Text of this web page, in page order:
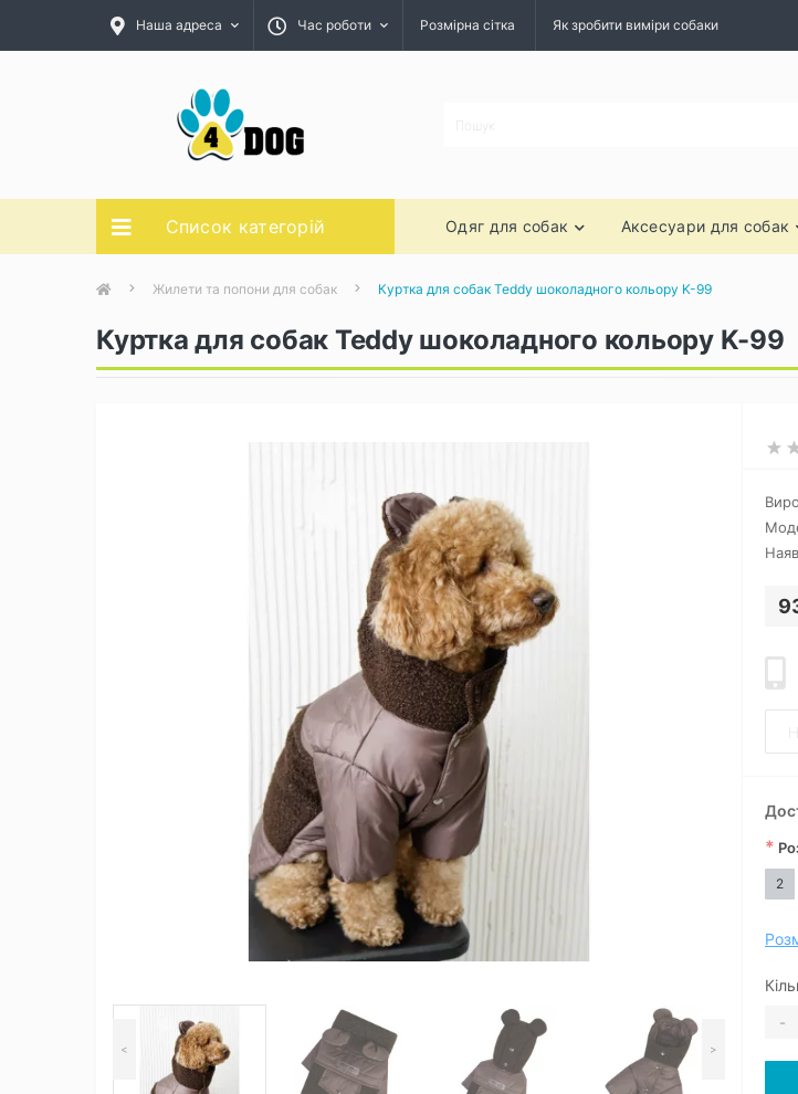
Наша адреса Час роботи Розмірна сітка Як зробити виміри собаки
Список категорій Одяг для собак Аксесуари для собак
Жилети та попони для собак Куртка для собак Teddy шоколадного кольору K-99
Куртка для собак Teddy шоколадного кольору K-99
< >
*
2
-